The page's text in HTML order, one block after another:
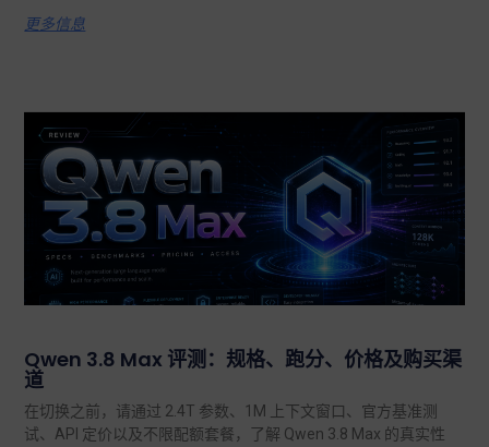
更多信息
Qwen 3.8 Max 评测：规格、跑分、价格及购买渠
道
在切换之前，请通过 2.4T 参数、1M 上下文窗口、官方基准测
试、API 定价以及不限配额套餐，了解 Qwen 3.8 Max 的真实性